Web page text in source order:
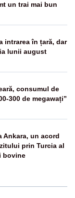
un trai mai bun
intrarea în țară, dar
lunii august
consumul de
300 de megawați”
Ankara, un acord
prin Turcia al
bovine